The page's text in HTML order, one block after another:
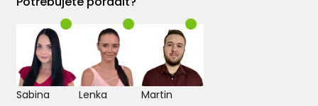
Sabina Lenka Martin